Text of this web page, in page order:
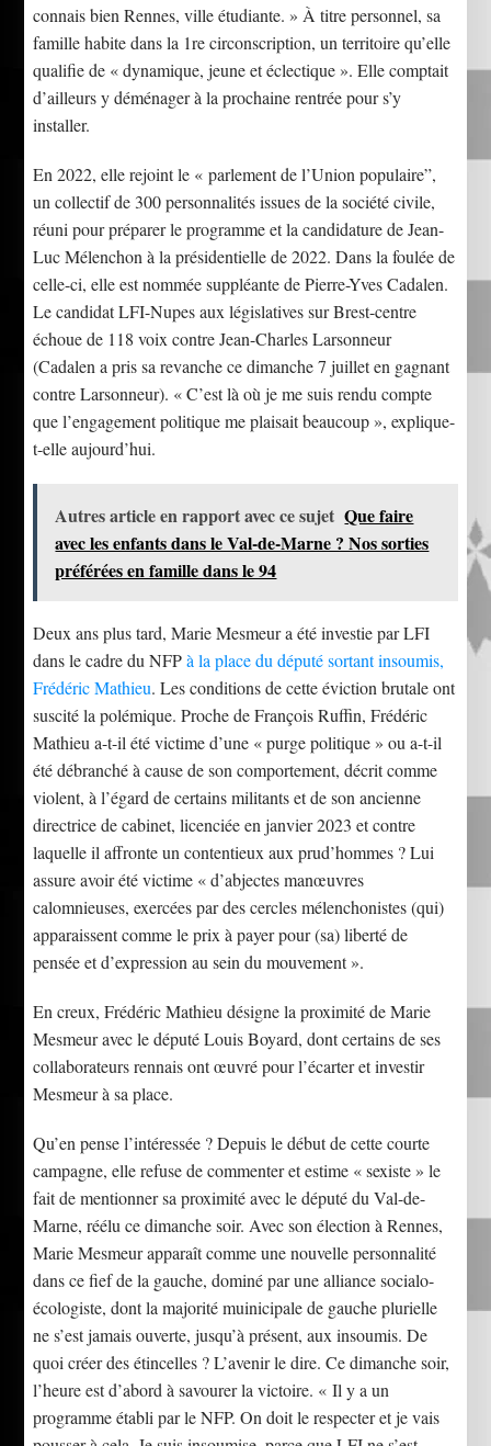
connais bien Rennes, ville étudiante. » À titre personnel, sa
famille habite dans la 1re circonscription, un territoire qu’elle
qualifie de « dynamique, jeune et éclectique ». Elle comptait
d’ailleurs y déménager à la prochaine rentrée pour s’y
installer.
En 2022, elle rejoint le « parlement de l’Union populaire”,
un collectif de 300 personnalités issues de la société civile,
réuni pour préparer le programme et la candidature de Jean-
Luc Mélenchon à la présidentielle de 2022. Dans la foulée de
celle-ci, elle est nommée suppléante de Pierre-Yves Cadalen.
Le candidat LFI-Nupes aux législatives sur Brest-centre
échoue de 118 voix contre Jean-Charles Larsonneur
(Cadalen a pris sa revanche ce dimanche 7 juillet en gagnant
contre Larsonneur). « C’est là où je me suis rendu compte
que l’engagement politique me plaisait beaucoup », explique-
t-elle aujourd’hui.
Autres article en rapport avec ce sujet Que faire
avec les enfants dans le Val-de-Marne ? Nos sorties
préférées en famille dans le 94
Deux ans plus tard, Marie Mesmeur a été investie par LFI
dans le cadre du NFPà la place du député sortant insoumis,
Frédéric Mathieu. Les conditions de cette éviction brutale ont
suscité la polémique. Proche de François Ruffin, Frédéric
Mathieu a-t-il été victime d’une « purge politique » ou a-t-il
été débranché à cause de son comportement, décrit comme
violent, à l’égard de certains militants et de son ancienne
directrice de cabinet, licenciée en janvier 2023 et contre
laquelle il affronte un contentieux aux prud’hommes ? Lui
assure avoir été victime « d’abjectes manœuvres
calomnieuses, exercées par des cercles mélenchonistes (qui)
apparaissent comme le prix à payer pour (sa) liberté de
pensée et d’expression au sein du mouvement ».
En creux, Frédéric Mathieu désigne la proximité de Marie
Mesmeur avec le député Louis Boyard, dont certains de ses
collaborateurs rennais ont œuvré pour l’écarter et investir
Mesmeur à sa place.
Qu’en pense l’intéressée ? Depuis le début de cette courte
campagne, elle refuse de commenter et estime « sexiste » le
fait de mentionner sa proximité avec le député du Val-de-
Marne, réélu ce dimanche soir. Avec son élection à Rennes,
Marie Mesmeur apparaît comme une nouvelle personnalité
dans ce fief de la gauche, dominé par une alliance socialo-
écologiste, dont la majorité muinicipale de gauche plurielle
ne s’est jamais ouverte, jusqu’à présent, aux insoumis. De
quoi créer des étincelles ? L’avenir le dire. Ce dimanche soir,
l’heure est d’abord à savourer la victoire. « Il y a un
programme établi par le NFP. On doit le respecter et je vais